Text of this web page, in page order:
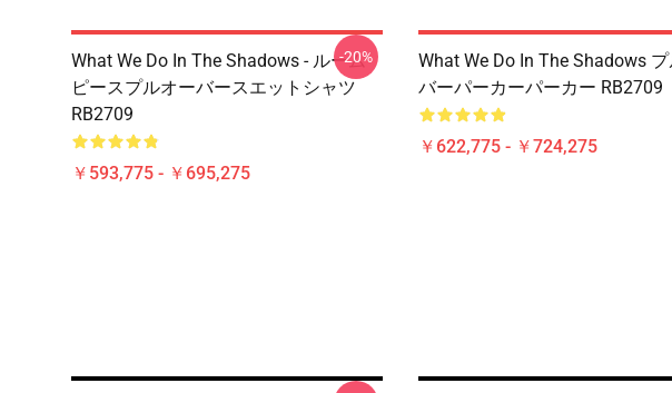
What We Do In The Shadows - ルーム
ピースプルオーバースエットシャツ
RB2709
￥593,775 - ￥695,275
-20%
What We Do In The Shadows
バーパーカーパーカー RB2709
￥622,775 - ￥724,275